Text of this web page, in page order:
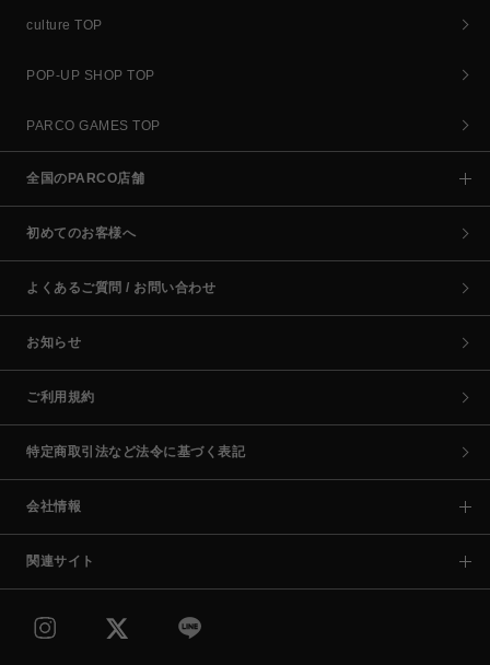
culture TOP
POP-UP SHOP TOP
PARCO GAMES TOP
全国のPARCO店舗
初めてのお客様へ
よくあるご質問 / お問い合わせ
お知らせ
ご利用規約
特定商取引法など法令に基づく表記
会社情報
関連サイト